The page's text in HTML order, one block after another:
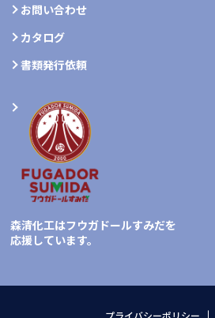
お問い合わせ
カタログ
書類発行依頼
森清化工はフウガドールすみだを
応援しています。
プライバシーポリシー